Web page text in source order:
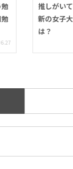
推しがい
新の女子
は？